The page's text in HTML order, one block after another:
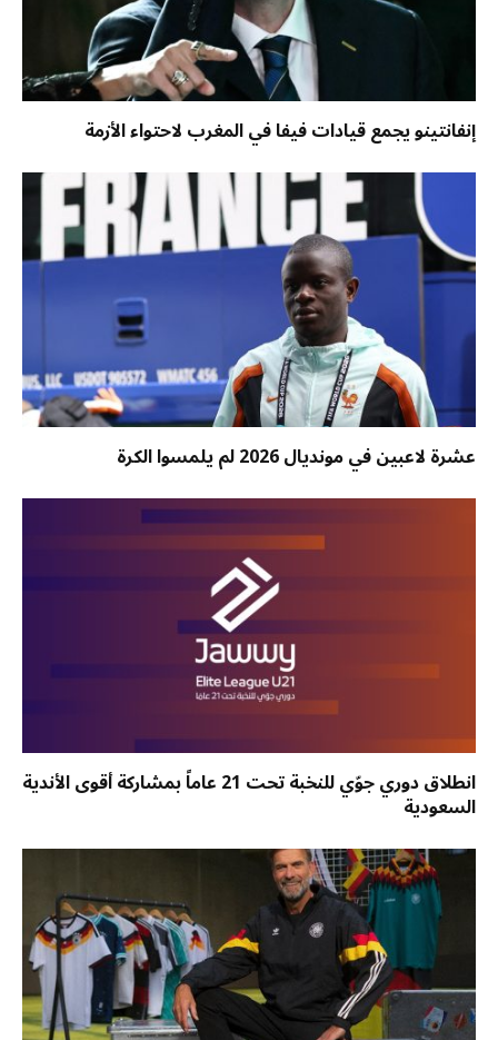
إنفانتينو يجمع قيادات فيفا في المغرب لاحتواء الأزمة
عشرة لاعبين في مونديال 2026 لم يلمسوا الكرة
انطلاق دوري جوّي للنخبة تحت 21 عاماً بمشاركة أقوى الأندية
السعودية